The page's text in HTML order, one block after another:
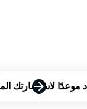
موعدًا لاستشارتك